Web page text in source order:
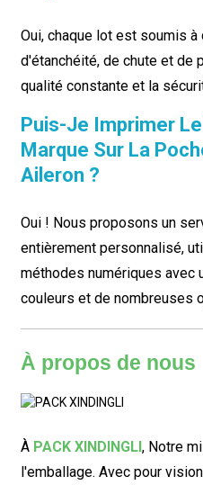
Oui, chaque lot est soumis
d'étanchéité, de chute et de
qualité constante et la
Puis-Je Imprimer
Marque Sur La
Aileron ?
Oui ! Nous proposons un
entièrement personnalisé,
méthodes numériques avec
couleurs et de nombreuses
À propos de nous
À PACK XINDINGLI, Notre
l'emballage. Avec pour